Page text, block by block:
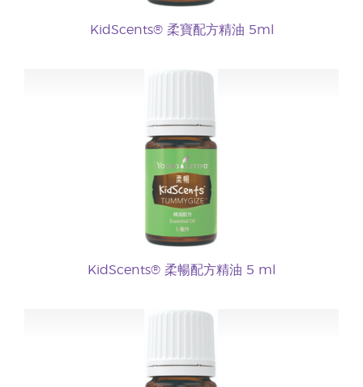
KidScents® 柔寶配方精油 5ml
KidScents® 柔暢配方精油 5 ml